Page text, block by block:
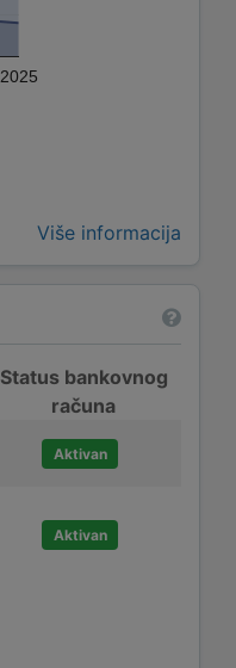
2025
Više informacija
Status bankovnog
računa
Aktivan
Aktivan